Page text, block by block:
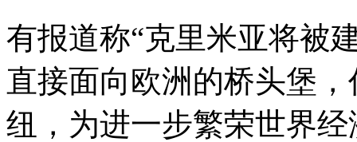
有报道称“克里米亚将被
直接面向欧洲的桥头堡
纽，为进一步繁荣世界